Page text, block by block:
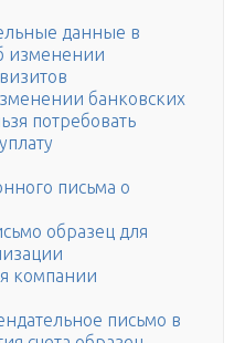
данные в
изменении
банковских
потребовать
письма о
образец для
компании
письмо в